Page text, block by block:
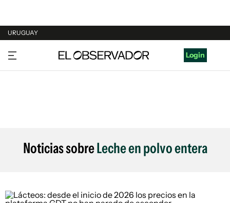
URUGUAY
URUGUAY
ARGENTINA
Login
Noticias sobreLeche en polvo entera